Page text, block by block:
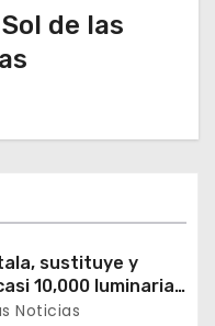
de las
sustituye y
10,000 luminarias
Noticias